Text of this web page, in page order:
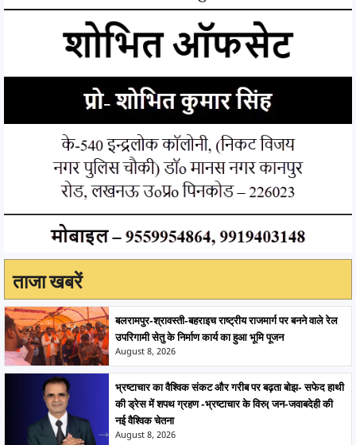
ताजा खबरें
बलरामपुर-श्रावस्ती-बहराइच राष्ट्रीय राजमार्ग पर बनने वाले रेल
उपरिगामी सेतु के निर्माण कार्य का हुआ भूमि पूजन
August 8, 2026
भ्रष्टाचार का वैश्विक संकट और गरीब पर बढ़ता बोझ- सफेद हाथी
की ड्रेस में शपथ ग्रहण -भ्रष्टाचार के विरु( जन-जवाबदेही की
नई वैश्विक चेतना
August 8, 2026